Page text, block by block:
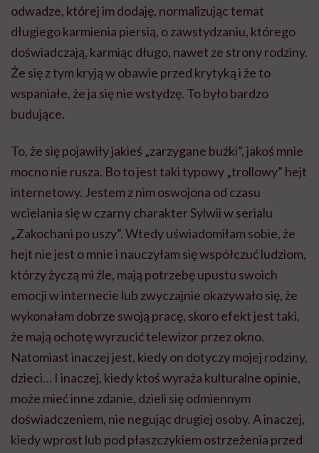
odwadze, której im dodaję, normalizując temat
długiego karmienia piersią, o zawstydzaniu, którego
doświadczają, karmiąc długo, nawet ze strony rodziny.
Że się z tym kryją w obawie przed krytyką i że to
wspaniałe, że ja się nie wstydzę. To było bardzo
budujące.
To, że się pojawiły jakieś „zarzygane buźki”, jakoś mnie
mocno nie rusza. Bo to jest taki typowy „trollowy” hejt
internetowy. Jestem z nim oswojona od czasu
wcielania się w czarny charakter Sylwii w serialu
„Zakochani po uszy”. Wtedy uświadomiłam sobie, że
hejt nie jest o mnie i nauczyłam się współczuć ludziom,
którzy życzą mi źle, mają potrzebę upustu swoich
emocji w internecie lub zwyczajnie okazywało się, że
wykonałam dobrze swoją pracę, skoro efekt jest taki,
że mają ochotę wyrzucić telewizor przez okno.
Natomiast inaczej jest, kiedy on dotyczy mojej rodziny,
dzieci… I inaczej, kiedy ktoś wyraża kulturalne opinie,
może mieć inne zdanie, dzieli się odmiennym
doświadczeniem, nie negując drugiej osoby. A inaczej,
kiedy wprost lub pod płaszczykiem ostrzeżenia przed